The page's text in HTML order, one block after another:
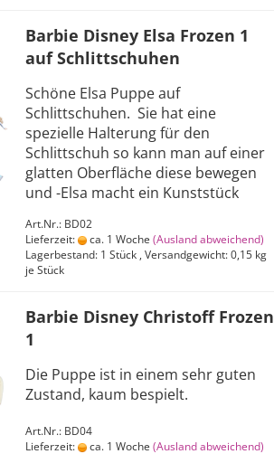
Barbie Disney Elsa Frozen 1
auf Schlittschuhen
Schöne Elsa Puppe auf
Schlittschuhen. Sie hat eine
spezielle Halterung für den
Schlittschuh so kann man auf einer
glatten Oberfläche diese bewegen
und -Elsa macht ein Kunststück
Art.Nr.: BD02
Lieferzeit:
ca. 1 Woche (Ausland abweichend)
Lagerbestand: 1 Stück , Versandgewicht:0,15 kg
je Stück
Barbie Disney Christoff Frozen
1
Die Puppe ist in einem sehr guten
Zustand, kaum bespielt.
Art.Nr.: BD04
Lieferzeit:
ca. 1 Woche (Ausland abweichend)